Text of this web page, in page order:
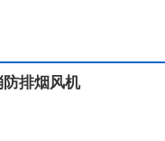
排烟风机